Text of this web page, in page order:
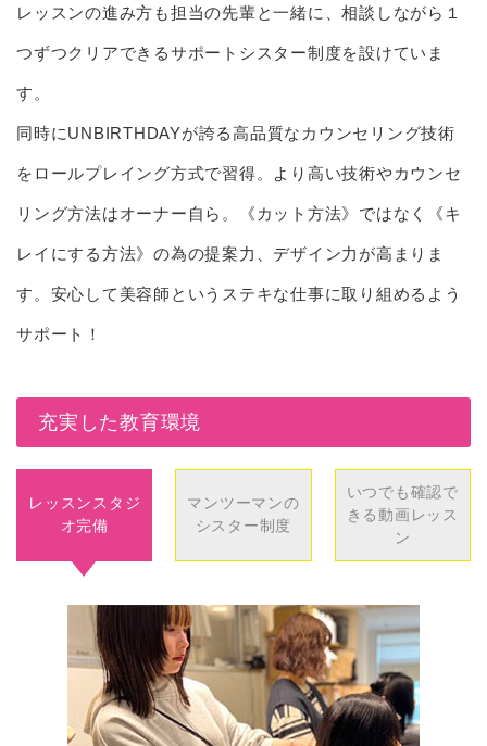
レッスンの進み方も担当の先輩と一緒に、相談しながら１
つずつクリアできるサポートシスター制度を設けていま
す。
同時にUNBIRTHDAYが誇る高品質なカウンセリング技術
をロールプレイング方式で習得。より高い技術やカウンセ
リング方法はオーナー自ら。《カット方法》ではなく《キ
レイにする方法》の為の提案力、デザイン力が高まりま
す。安心して美容師というステキな仕事に取り組めるよう
サポート！
充実した教育環境
レッスンスタジ
オ完備
マンツーマンの
シスター制度
いつでも確認で
きる動画レッス
ン